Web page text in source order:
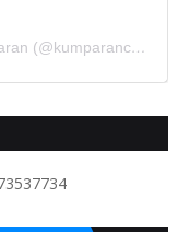
Sebuah kiriman dibagikan oleh kumparan (@kumparancom)